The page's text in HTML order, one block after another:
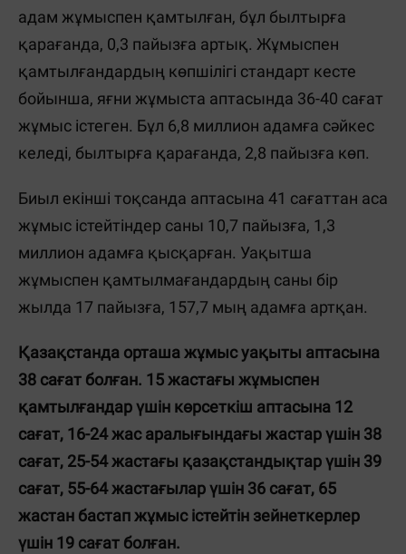
адам жұмыспен қамтылған, бұл былтырға
қарағанда, 0,3 пайызға артық. Жұмыспен
қамтылғандардың көпшілігі стандарт кесте
бойынша, яғни жұмыста аптасында 36-40 сағат
жұмыс істеген. Бұл 6,8 миллион адамға сәйкес
келеді, былтырға қарағанда, 2,8 пайызға көп.
Биыл екінші тоқсанда аптасына 41 сағаттан аса
жұмыс істейтіндер саны 10,7 пайызға, 1,3
миллион адамға қысқарған. Уақытша
жұмыспен қамтылмағандардың саны бір
жылда 17 пайызға, 157,7 мың адамға артқан.
Қазақстанда орташа жұмыс уақыты аптасына
38 сағат болған. 15 жастағы жұмыспен
қамтылғандар үшін көрсеткіш аптасына 12
сағат, 16-24 жас аралығындағы жастар үшін 38
сағат, 25-54 жастағы қазақстандықтар үшін 39
сағат, 55-64 жастағылар үшін 36 сағат, 65
жастан бастап жұмыс істейтін зейнеткерлер
үшін 19 сағат болған.